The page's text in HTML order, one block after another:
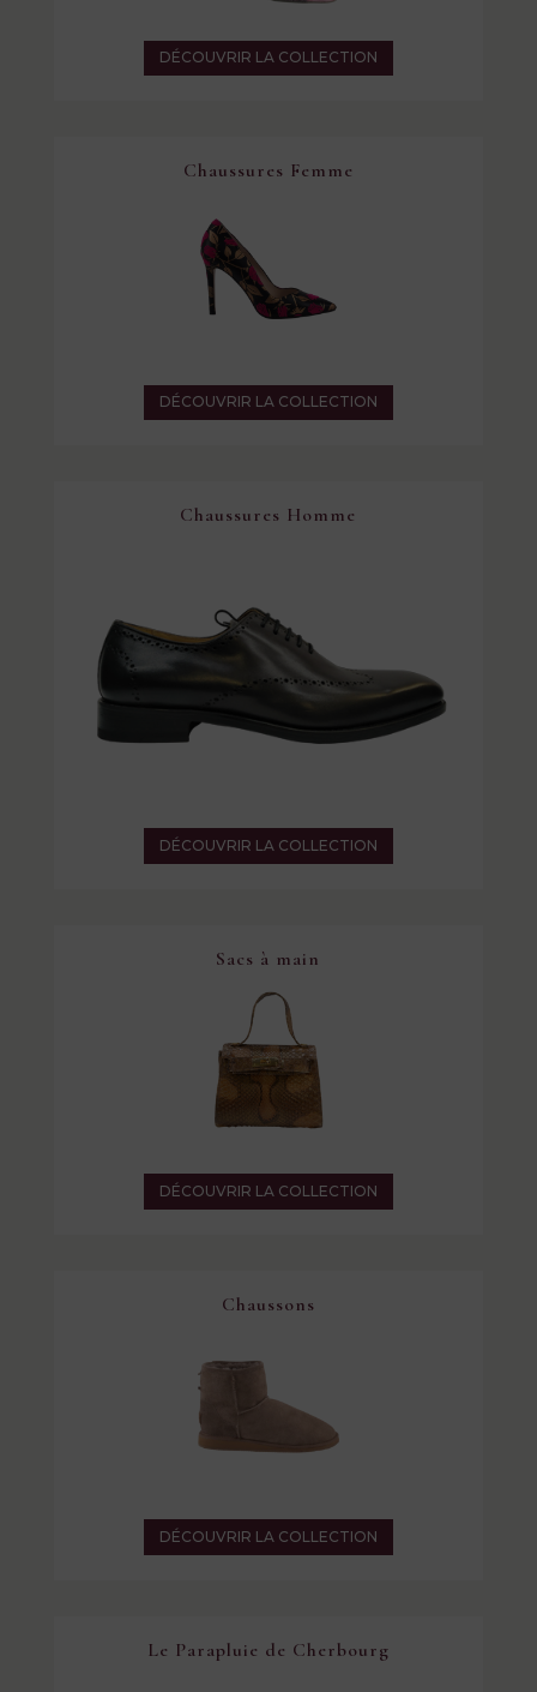
DÉCOUVRIR LA COLLECTION
Chaussures Femme
DÉCOUVRIR LA COLLECTION
Chaussures Homme
DÉCOUVRIR LA COLLECTION
Sacs à main
DÉCOUVRIR LA COLLECTION
Chaussons
DÉCOUVRIR LA COLLECTION
Le Parapluie de Cherbourg